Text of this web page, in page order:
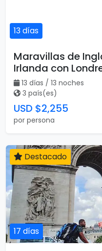
13 días
Maravillas de
Irlanda con
13 días / 13 noches
3 país(es)
USD $2,255
por persona
17 días
Destacado